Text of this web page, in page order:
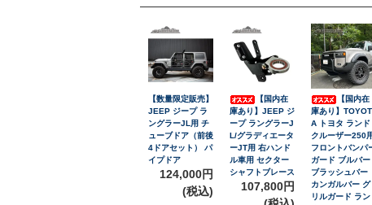
【数量限定販売】
JEEP ジープ ラ
ングラーJL用 チ
ューブドア（前後
4ドアセット） パ
イプドア
124,000円
(税込)
【国内在
庫あり】JEEP ジ
ープ ラングラーJ
L/グラディエータ
ーJT用 右ハンド
ル車用 セクター
シャフトブレース
107,800円
【国内在
庫あり】TOYOT
A トヨタ ランド
クルーザー250
フロントバンパ
ガード ブルバー
ブラッシュバー
カンガルバー グ
リルガード ラン